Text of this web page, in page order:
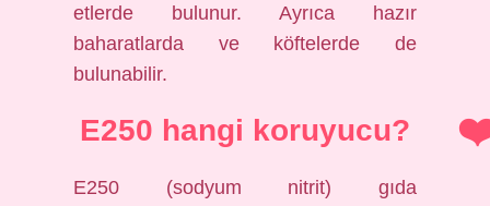
etlerde bulunur. Ayrıca hazır
baharatlarda ve köftelerde de
bulunabilir.
E250 hangi koruyucu?
E250 (sodyum nitrit) gıda